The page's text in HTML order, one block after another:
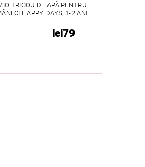
TRICOU DE APĂ PENTRU
HAPPY DAYS, 1-2 ANI
lei79